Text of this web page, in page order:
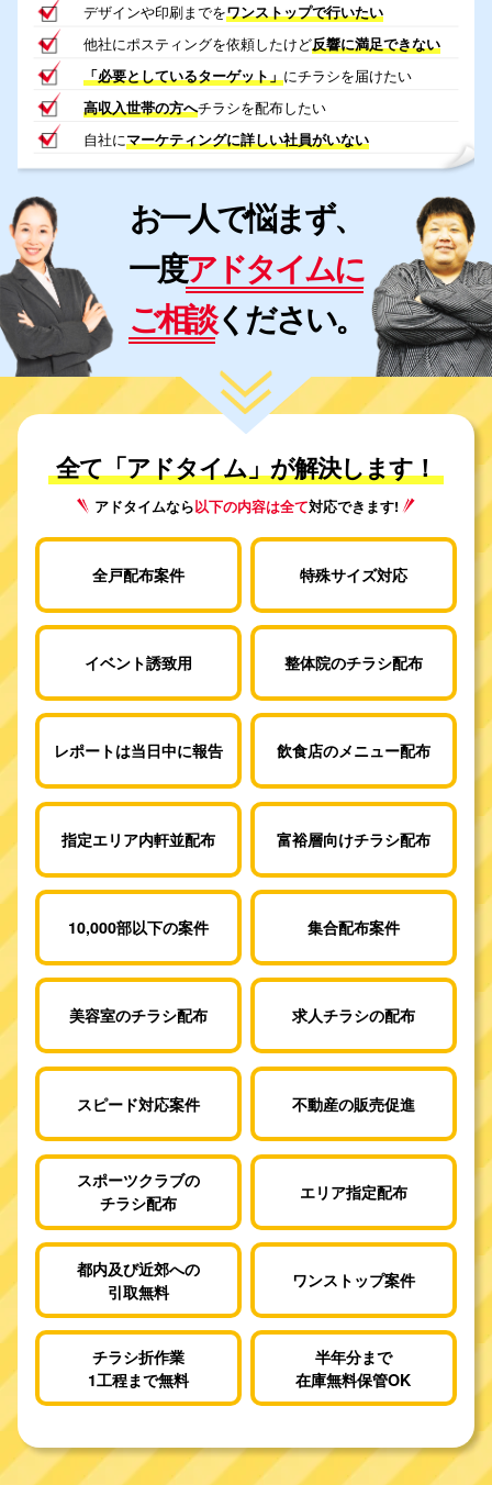
デザインや印刷までをワンストップで行いたい
他社にポスティングを依頼したけど反響に満足できない
「必要としているターゲット」にチラシを届けたい
高収入世帯の方へチラシを配布したい
自社にマーケティングに詳しい社員がいない
お一人で悩まず、
一度アドタイムに
ご相談ください。
全て「アドタイム」が解決します！
アドタイムなら以下の内容は全て対応できます!
全戸配布案件 特殊サイズ対応
イベント誘致用 整体院のチラシ配布
レポートは当日中に報告 飲食店のメニュー配布
指定エリア内軒並配布 富裕層向けチラシ配布
10,000部以下の案件 集合配布案件
美容室のチラシ配布 求人チラシの配布
スピード対応案件 不動産の販売促進
スポーツクラブの
チラシ配布
エリア指定配布
都内及び近郊への
引取無料
ワンストップ案件
チラシ折作業
1工程まで無料
半年分まで
在庫無料保管OK